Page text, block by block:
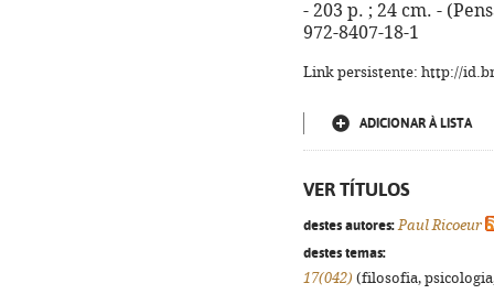
- 203 p. ; 24 cm. -
972-8407-18-1
Link persistente: http://
ADICIONAR À LISTA
VER TÍTULOS
destes autores: Paul Ricoeur
destes temas:
17(042) (filosofia,